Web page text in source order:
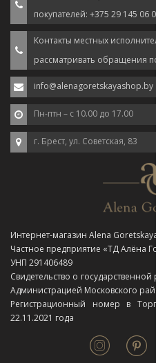
покупателей: +375 29 145 06
Контакты местных
рассматривать обращения
info@alenagoretskayashop.by
Пн-птн – с 10.00 до 17.00
г. Брест, ул. Советская, 83
Интернет-магазин Alena
Частное предприятие «ТД Алёна
УНП 291406489
Свидетельство о
Администрацией Московского
Регистрационный номер в
22.11.2021 года